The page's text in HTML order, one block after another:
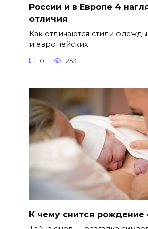
России и в Европе 4
отличия
Как отличаются стили
и европейских
0 253
К чему снится рождение